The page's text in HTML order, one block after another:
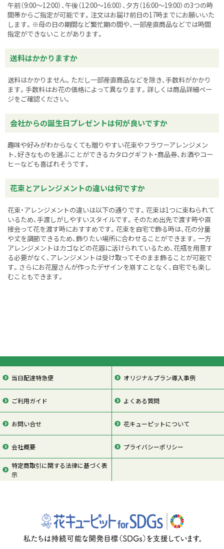
午前（9:00～12:00）、午後（12:00～16:00）、夕方（16:00～19:00）の3つの時
間帯からご指定が可能です。注文はお届け前日の17時までにお願いいた
します。※母の日の期間など繁忙期の間や、一部産直商品などでは時間
指定ができないことがあります。
送料はかかりますか
送料はかかりません。ただし一部産直商品などを除き、手数料がかかり
ます。手数料はお花の価格によって異なります。詳しくは商品詳細ペー
ジをご確認ください。
会社からの誕生日プレゼントは何が良いですか
趣味や好みがわからなくても贈りやすい花束やフラワーアレンジメン
ト、好きなものを選ぶことができるカタログギフト・商品券、お酒やコー
ヒーなども喜ばれそうです。
花束とアレンジメントの違いは何ですか
花束・アレンジメントの違いは以下の通りです。花束は1つに束ねられて
いるため、手渡しがしやすいスタイルです。そのため出先で渡す時や直
接会って花を渡す時におすすめです。花束を自宅で飾る時は、花の分量
や丈を調節できるため、飾りたい場所に合わせることができます。一方
アレンジメントはカゴなどの花器に活けられているため、花瓶を用意す
る必要がなく、アレンジメントは受け取ってそのまま飾ることが可能で
す。さらにお花屋さんが作ったデザインを崩すことなく、自宅でも楽し
むこともできます。
当日配達特急便 オリジナルプラン導入事例
ご利用ガイド よくある質問
お問い合せ 花キューピットについて
会社概要 プライバシーポリシー
特定商取引に関する法律に基づく表
示
ページの先頭